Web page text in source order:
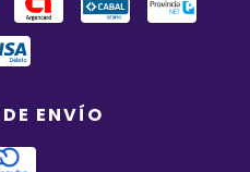
ENVÍO